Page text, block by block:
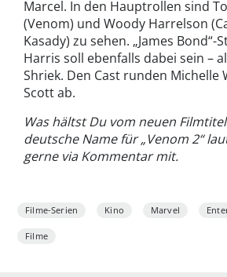
Marcel. In den Hauptrollen sind
(Venom) und Woody Harrelson
Kasady) zu sehen. „James Bond“-
Harris soll ebenfalls dabei sein –
Shriek. Den Cast runden Michelle
Scott ab.
Was hältst Du vom neuen
deutsche Name für „Venom 2“
gerne via Kommentar mit.
Filme-Serien Kino Marvel
Filme